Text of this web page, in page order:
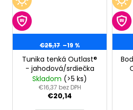
€25,17 –19 %
Tunika tenká Outlast®
- jahodová/srdiečka
Skladom (>5 ks)
€16,37 bez DPH
€20,14